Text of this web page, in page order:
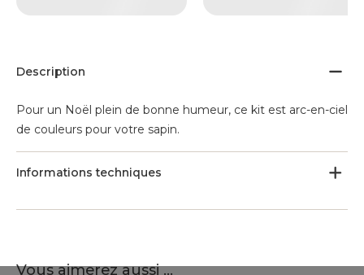
Description
Pour un Noël plein de bonne humeur, ce kit est arc-en-ciel
de couleurs pour votre sapin.
Informations techniques
Vous aimerez aussi ...